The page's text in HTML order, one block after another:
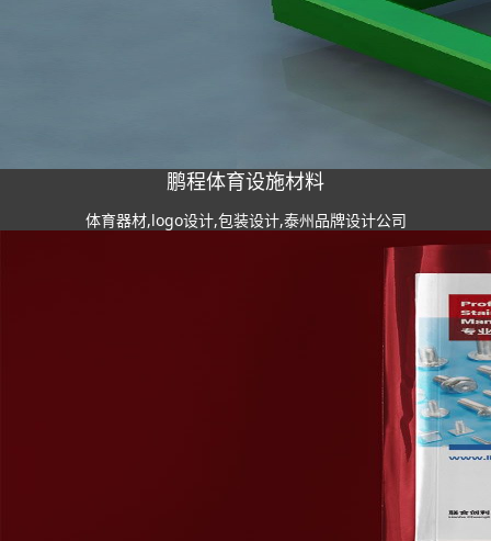
鹏程体育设施材料
体育器材,logo设计,包装设计,泰州品牌设计公司